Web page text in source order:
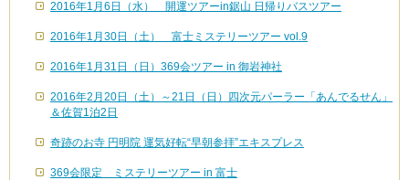
2016年1月6日（水） 開運ツアーin鋸山 日帰りバスツアー
2016年1月30日（土） 富士ミステリーツアー vol.9
2016年1月31日（日）369会ツアー in 御岩神社
2016年2月20日（土）～21日（日）四次元パーラー「あんでるせん」
＆佐賀1泊2日
奇跡のお寺 円明院 運気好転“早朝参拝”エキスプレス
369会限定 ミステリーツアー in 富士